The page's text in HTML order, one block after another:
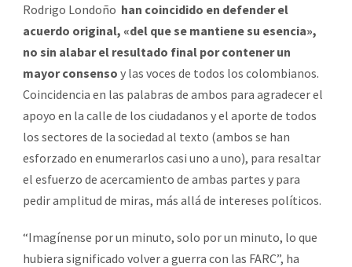
Rodrigo Londoño han coincidido en defender el
acuerdo original, «del que se mantiene su esencia»,
no sin alabar el resultado final por contener un
mayor consenso y las voces de todos los colombianos.
Coincidencia en las palabras de ambos para agradecer el
apoyo en la calle de los ciudadanos y el aporte de todos
los sectores de la sociedad al texto (ambos se han
esforzado en enumerarlos casi uno a uno), para resaltar
el esfuerzo de acercamiento de ambas partes y para
pedir amplitud de miras, más allá de intereses políticos.
“Imagínense por un minuto, solo por un minuto, lo que
hubiera significado volver a guerra con las FARC”, ha